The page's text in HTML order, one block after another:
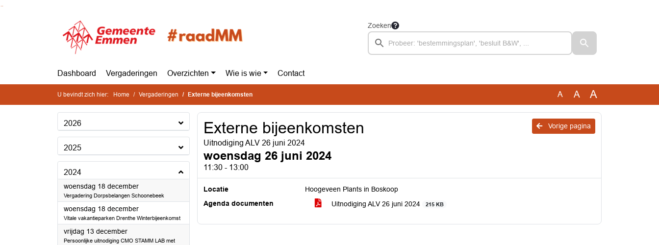
Zoeken
Dashboard Vergaderingen Overzichten Wie is wie Contact
U bevindt zich hier: Home Vergaderingen Externe bijeenkomsten A A A
2026
2025
2024
woensdag 18 december2024
Vergadering Dorpsbelangen Schoonebeek
woensdag 18 december2024
Vitale vakantieparken Drenthe Winterbijeenkomst
vrijdag 13 december2024
Persoonlijke uitnodiging CMO STAMM LAB met
Vorige pagina
Externe bijeenkomsten
Uitnodiging ALV 26 juni 2024
woensdag 26 juni 2024
11:30 - 13:00
Locatie
Hoogeveen Plants in Boskoop
Agenda documenten
Uitnodiging ALV 26 juni 2024 215 KB